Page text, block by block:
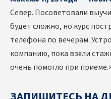
Север. Посоветовали
будет сложно, но курс
телефона по вечерам.
компанию, пока взяли
очень помогло при